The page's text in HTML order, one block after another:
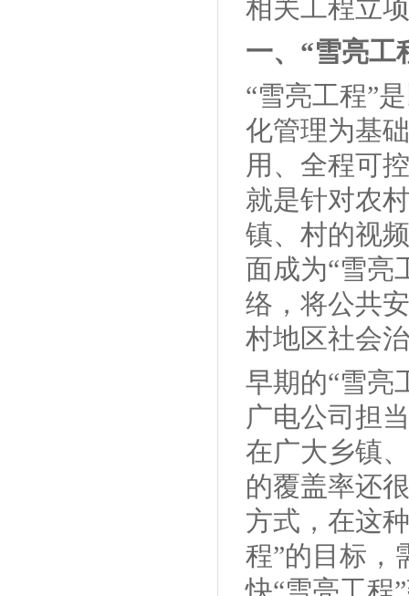
相关工程立
一、“雪亮工
“雪亮工程”
化管理为基
用、全程可
就是针对农
镇、村的视
面成为“雪亮
络，将公共
村地区社会
早期的“雪亮
广电公司担
在广大乡镇
的覆盖率还
方式，在这
程”的目标，